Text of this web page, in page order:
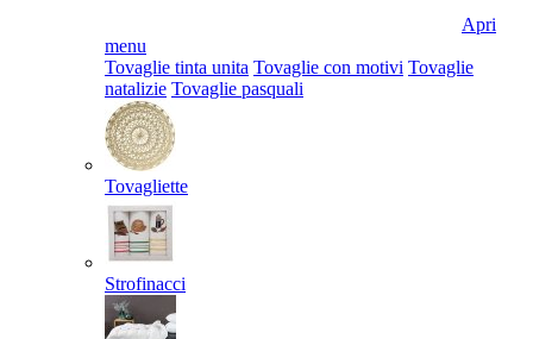
Apri
menu
Tovaglie tinta unita Tovaglie con motivi Tovaglie
natalizie Tovaglie pasquali
Tovagliette
Strofinacci